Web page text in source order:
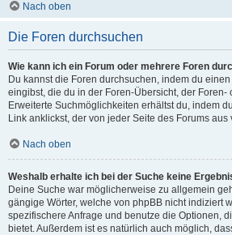
Nach oben
Die Foren durchsuchen
Wie kann ich ein Forum oder mehrere Foren
Du kannst die Foren durchsuchen, indem du
eingibst, die du in der Foren-Übersicht, der Foren-
Erweiterte Suchmöglichkeiten erhältst du, indem
Link anklickst, der von jeder Seite des Forums aus
Nach oben
Weshalb erhalte ich bei der Suche keine
Deine Suche war möglicherweise zu allgemein
gängige Wörter, welche von phpBB nicht indiziert
spezifischere Anfrage und benutze die Optionen,
bietet. Außerdem ist es natürlich auch möglich,